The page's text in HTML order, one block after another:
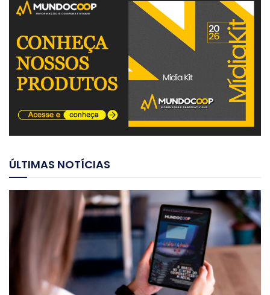
ÚLTIMAS NOTÍCIAS